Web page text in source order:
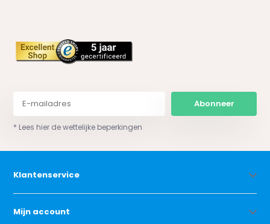
Abonneer
* Lees hier de wettelijke beperkingen
Klantenservice
Mijn account